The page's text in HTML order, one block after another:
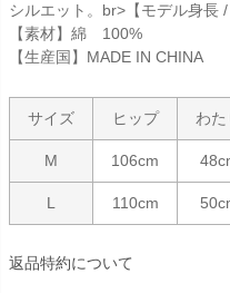
シルエット。br>【モデル身長
【素材】綿 100%
【生産国】MADE IN CHINA
サイズ ヒップ わた
M 106cm
L 110cm
返品特約について